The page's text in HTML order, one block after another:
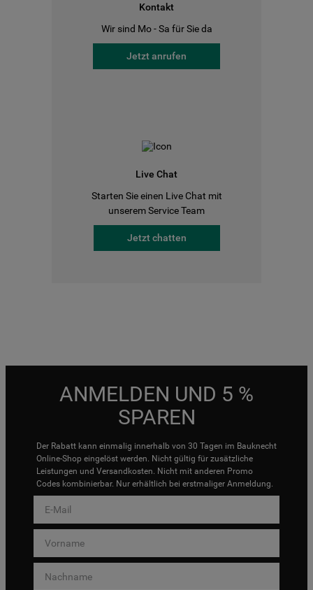
Kontakt
Wir sind Mo - Sa für Sie da
Jetzt anrufen
Live Chat
Starten Sie einen Live Chat mit
unserem Service Team
Jetzt chatten
ANMELDEN UND 5 %
SPAREN
Der Rabatt kann einmalig innerhalb von 30 Tagen im Bauknecht
Online-Shop eingelöst werden. Nicht gültig für zusätzliche
Leistungen und Versandkosten. Nicht mit anderen Promo
Codes kombinierbar. Nur erhältlich bei erstmaliger Anmeldung.